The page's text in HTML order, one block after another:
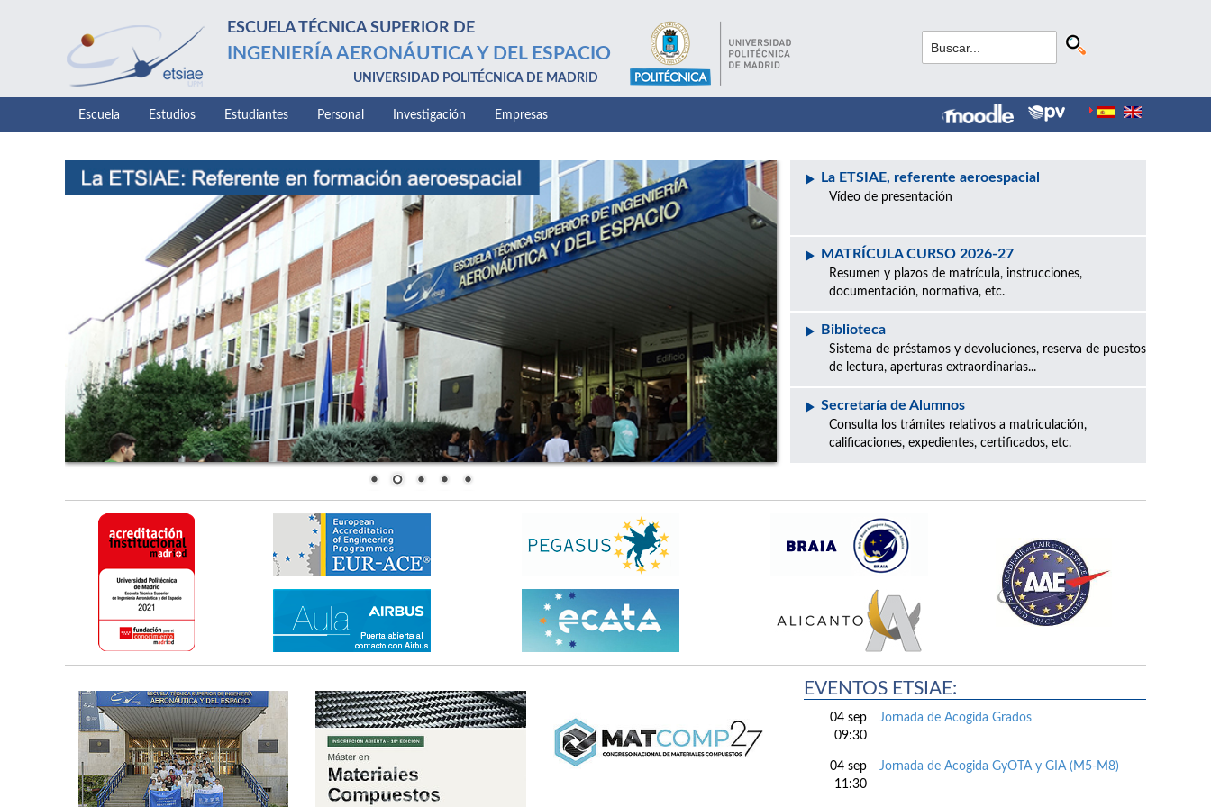
ESCUELA TÉCNICA SUPERIOR DE
INGENIERÍA AERONÁUTICA Y DEL ESPACIO
UNIVERSIDAD POLITÉCNICA DE MADRID
Escuela Estudios Estudiantes Personal Investigación Empresas
La ETSIAE, referente aeroespacial
Vídeo de presentación
MATRÍCULA CURSO 2026-27
Resumen y plazos de matrícula, instrucciones,
documentación, normativa, etc.
Biblioteca
Sistema de préstamos y devoluciones, reserva de puestos
de lectura, aperturas extraordinarias...
Secretaría de Alumnos
Consulta los trámites relativos a matriculación,
calificaciones, expedientes, certificados, etc.
EVENTOS ETSIAE:
04 sep
09:30
Jornada de Acogida Grados
04 sep
11:30
Jornada de Acogida GyOTA y GIA (M5-M8)